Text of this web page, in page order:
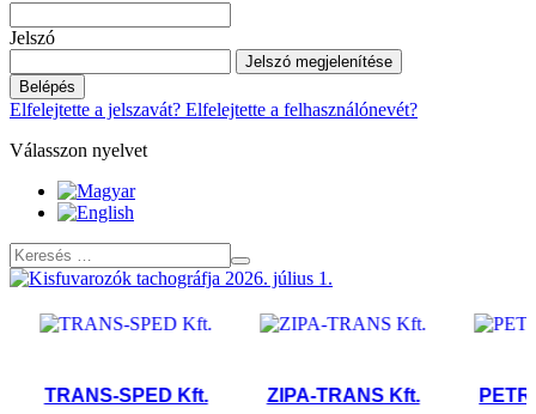
Jelszó
Jelszó megjelenítése
Belépés
Elfelejtette a jelszavát? Elfelejtette a felhasználónevét?
Válasszon nyelvet
TRANS-SPED Kft. ZIPA-TRANS Kft. PETRA